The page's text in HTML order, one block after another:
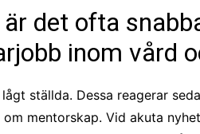
det ofta
inom vård
ställda. Dessa reagerar
mentorskap. Vid akuta